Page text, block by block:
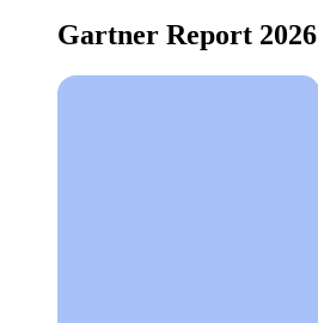
Gartner Report 2026